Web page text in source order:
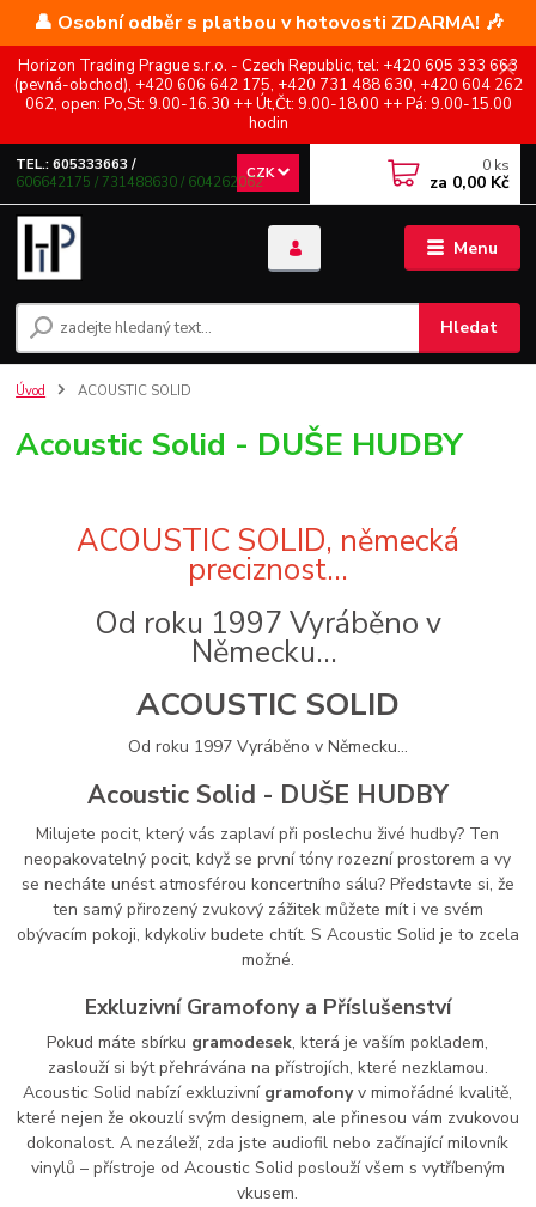
👤 Osobní odběr s platbou v hotovosti ZDARMA! 🎶
Horizon Trading Prague s.r.o. - Czech Republic, tel: +420 605 333 663
(pevná-obchod), +420 606 642 175, +420 731 488 630, +420 604 262
062, open: Po,St: 9.00-16.30 ++ Út,Čt: 9.00-18.00 ++ Pá: 9.00-15.00
hodin
Menu
CZK
Hledat
TEL.: 605333663 /
606642175 / 731488630 / 604262062
0 ks
za 0,00 Kč
Úvod ACOUSTIC SOLID
Acoustic Solid - DUŠE HUDBY
ACOUSTIC SOLID, německá
preciznost...
Od roku 1997 Vyráběno v
Německu...
ACOUSTIC SOLID
Od roku 1997 Vyráběno v Německu...
Acoustic Solid - DUŠE HUDBY
Milujete pocit, který vás zaplaví při poslechu živé hudby? Ten
neopakovatelný pocit, když se první tóny rozezní prostorem a vy
se necháte unést atmosférou koncertního sálu? Představte si, že
ten samý přirozený zvukový zážitek můžete mít i ve svém
obývacím pokoji, kdykoliv budete chtít. S Acoustic Solid je to zcela
možné.
Exkluzivní Gramofonya Příslušenství
Pokud máte sbírku gramodesek, která je vaším pokladem,
zaslouží si být přehrávána na přístrojích, které nezklamou.
Acoustic Solid nabízí exkluzivní gramofonyv mimořádné kvalitě,
které nejen že okouzlí svým designem, ale přinesou vám zvukovou
dokonalost. A nezáleží, zda jste audiofil nebo začínající milovník
vinylů – přístroje od Acoustic Solid poslouží všem s vytříbeným
vkusem.